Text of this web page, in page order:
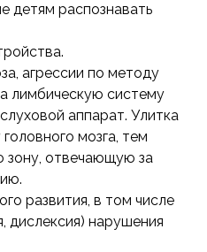
детям распознавать
агрессии по методу
лимбическую систему
аппарат. Улитка
мозга, тем
зону, отвечающую за
развития, в том числе
дислексия) нарушения